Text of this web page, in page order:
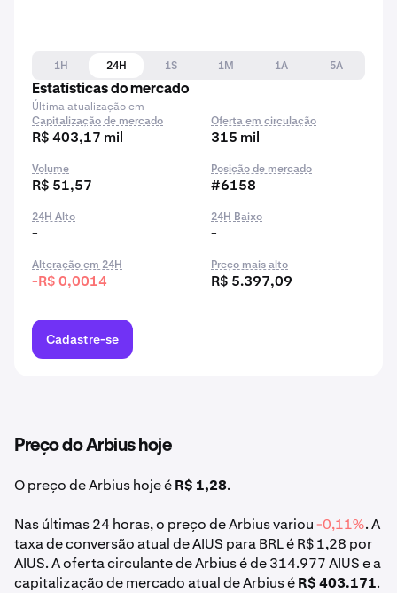
1H 24H 1S 1M 1A
5A
Estatísticas do mercado
Última atualização em
Capitalização de mercado
R$ 403,17 mil
Oferta em circulação
315 mil
Volume
R$ 51,57
Posição de mercado
#6158
24H Alto
-
24H Baixo
-
Alteração em 24H
-R$ 0,0014
Preço mais alto
R$ 5.397,09
Cadastre-se
Preço do Arbius hoje
O preço de Arbius hoje éR$ 1,28.
Nas últimas 24 horas, o preço de Arbius variou-0,11%. A
taxa de conversão atual de AIUS para BRL é R$ 1,28 por
AIUS. A oferta circulante de Arbius é de 314.977 AIUS e a
capitalização de mercado atual de Arbius éR$ 403.171.